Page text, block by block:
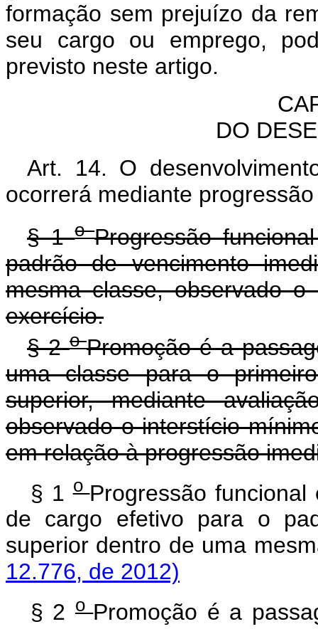
formação sem prejuízo da
seu cargo ou emprego,
previsto neste artigo.
DO
Art. 14. O
ocorrerá mediante
§ 1oProgressão
padrão de vencimento
mesma classe, observado
exercício.
§ 2oPromoção é a
uma classe para o
superior, mediante
observado o interstício
em relação à progressão
§ 1o Progressão
de cargo efetivo para o
superior dentro de uma
12.776, de 2012)
§ 2 o Promoção é a